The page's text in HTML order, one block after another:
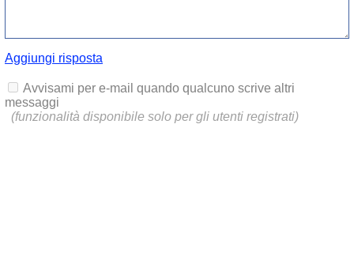
Aggiungi risposta
Avvisami per e-mail quando qualcuno scrive altri
messaggi
(funzionalità disponibile solo per gli utenti registrati)